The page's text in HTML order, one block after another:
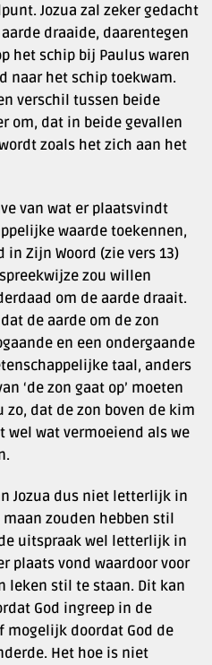
Jozua zal zeker gedacht
draaide, daarentegen
het schip bij Paulus waren
naar het schip toekwam.
verschil tussen beide
om, dat in beide gevallen
zoals het zich aan het
van wat er plaatsvindt
waarde toekennen,
in Zijn Woord (zie vers 13)
zou willen
om de aarde draait.
de aarde om de zon
en een ondergaande
taal, anders
‘de zon gaat op’ moeten
zo, dat de zon boven de kim
wel wat vermoeiend als we
Jozua dus niet letterlijk in
zouden hebben stil
uitspraak wel letterlijk in
plaats vond waardoor voor
leken stil te staan. Dit kan
God ingreep in de
mogelijk doordat God de
Het hoe is niet